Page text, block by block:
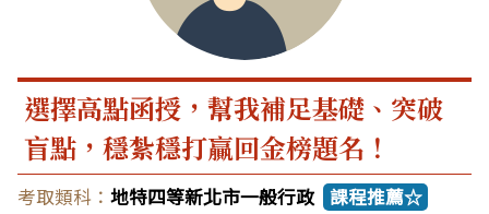
選擇高點函授，幫我補足基礎、突破
盲點，穩紮穩打贏回金榜題名！
地特四等新北市一般行政 課程推薦☆